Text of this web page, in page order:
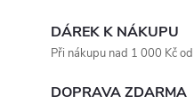
DÁREK K NÁKUPU
Při nákupu nad 1 000 Kč
DOPRAVA ZDARMA